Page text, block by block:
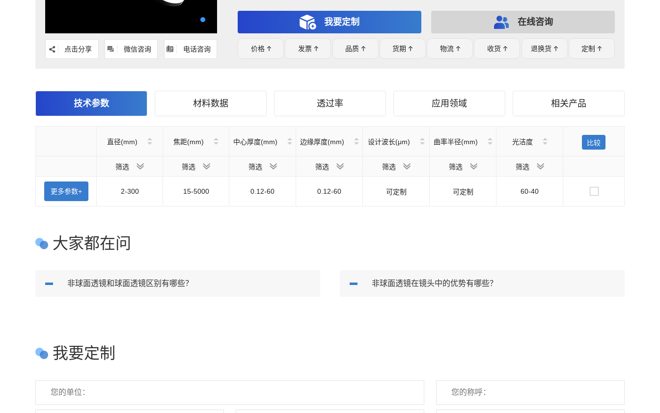
点击分享 微信咨询 电话咨询
我要定制 在线咨询
价格 发票 品质 货期 物流 收货 退换货 定制
技术参数 材料数据 透过率 应用领域 相关产品
直径(mm) 焦距(mm) 中心厚度(mm) 边缘厚度(mm) 设计波长(μm) 曲率半径(mm) 光洁度 比较
筛选 筛选 筛选 筛选 筛选 筛选 筛选
更多参数+ 2-300 15-5000 0.12-60 0.12-60 可定制 可定制 60-40
大家都在问
非球面透镜和球面透镜区别有哪些？ 非球面透镜在镜头中的优势有哪些？
我要定制